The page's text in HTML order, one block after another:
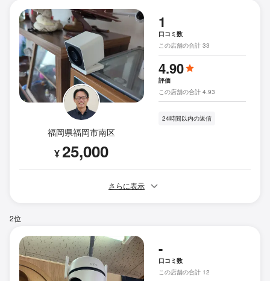
福岡県福岡市南区
¥25,000
1
口コミ数
この店舗の合計 33
4.90
評価
この店舗の合計 4.93
24時間以内の返信
さらに表示
2位
-
口コミ数
この店舗の合計 12